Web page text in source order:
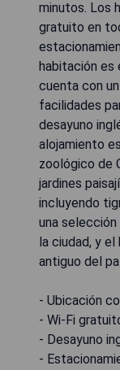
minutos. Los
gratuito en
habitación
cuenta con
facilidades
desayuno
alojamiento
zoológico de
jardines
incluyendo
una
la ciudad, y
antiguo del
- Ubicación
- Wi-Fi
- Desayuno
-